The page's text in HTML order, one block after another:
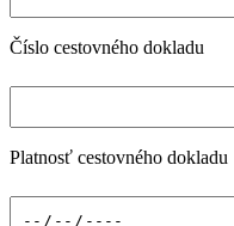
Číslo cestovného dokladu
Platnosť cestovného dokladu